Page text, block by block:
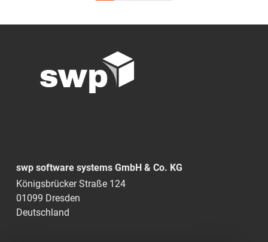
swp software systems GmbH & Co. KG
Königsbrücker Straße 124
01099 Dresden
Deutschland